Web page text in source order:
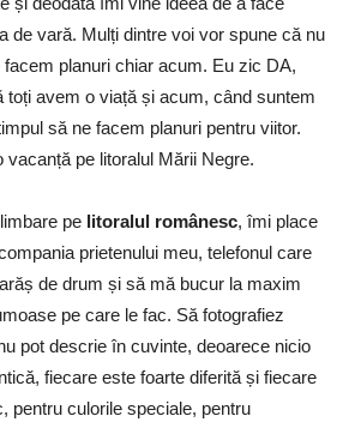
de vară. Mulți dintre voi vor spune că nu
planuri chiar acum. Eu zic DA,
toți avem o viață și acum, când suntem
să ne facem planuri pentru viitor.
vacanță pe litoralul Mării Negre.
pe litoralul românesc, îmi place
prietenului meu, telefonul care
de drum și să mă bucur la maxim
pe care le fac. Să fotografiez
pot descrie în cuvinte, deoarece nicio
fiecare este foarte diferită și fiecare
pentru culorile speciale, pentru